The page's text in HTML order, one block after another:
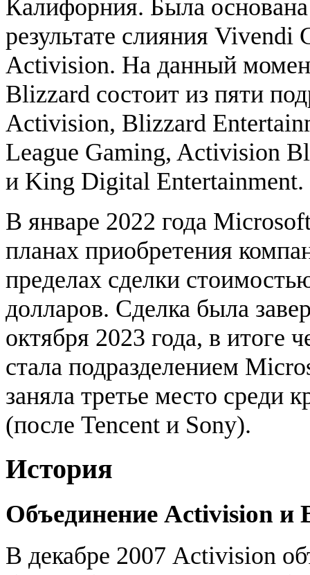
Калифорния. Была
результате слияния Vivendi
Activision. На данный
Blizzard состоит из пяти
Activision, Blizzard
League Gaming, Activision
и King Digital Entertainment.
В январе 2022 года
планах приобретения
пределах сделки
долларов. Сделка была
октября 2023 года, в итоге
стала подразделением
заняла третье место среди
(после Tencent и Sony).
История
Объединение Activision и
В декабре 2007 Activision